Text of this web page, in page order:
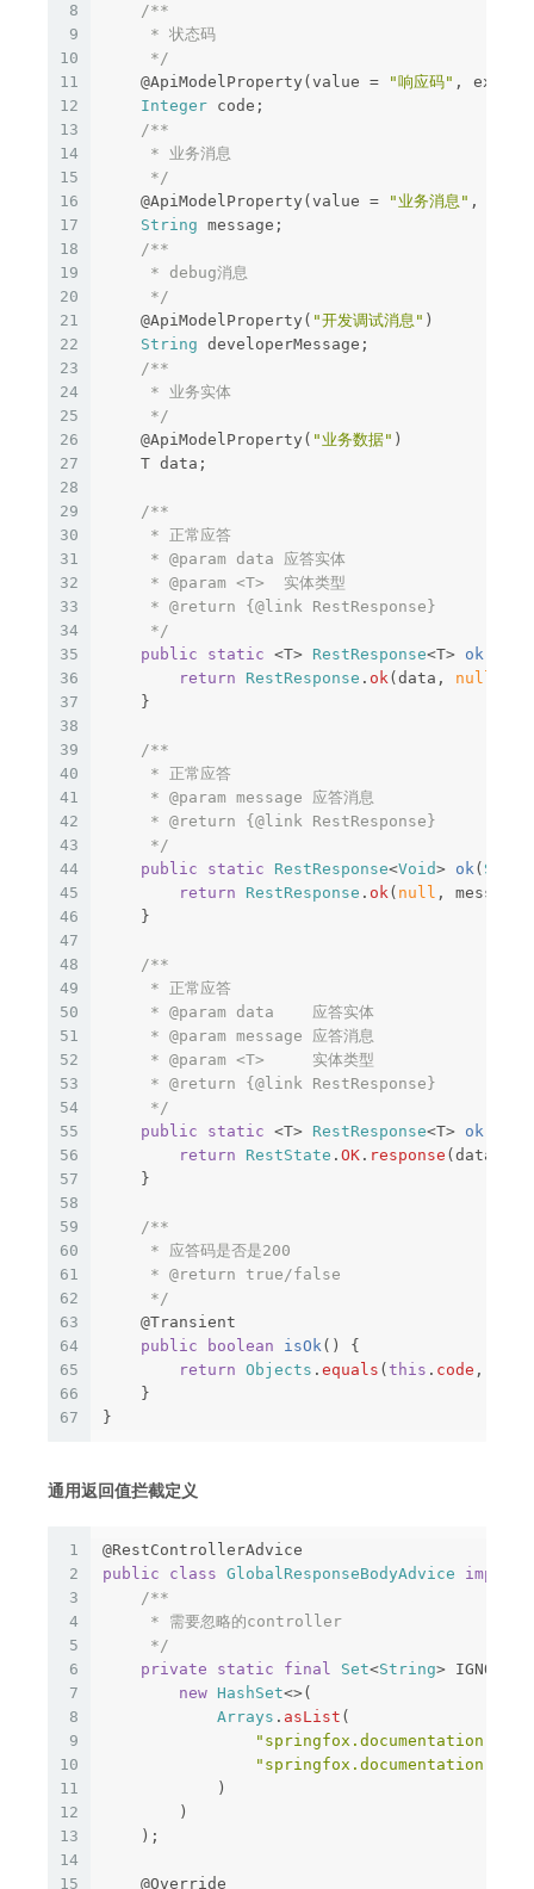
8
9
10
11
12
13
14
15
16
17
18
19
20
21
22
23
24
25
26
27
28
29
30
31
32
33
34
35
36
37
38
39
40
41
42
43
44
45
46
47
48
49
50
51
52
53
54
55
56
57
58
59
60
61
62
63
64
65
66
67
/**
     * 状态码
     */
@ApiModelProperty ( value = "响应码" ,
Integer code ;
/**
     * 业务消息
     */
@ApiModelProperty ( value = "业务消息" ,
String message ;
/**
     * debug消息
     */
@ApiModelProperty ( "开发调试消息" )
String developerMessage ;
/**
     * 业务实体
     */
@ApiModelProperty ( "业务数据" )
T data ;
/**
     * 正常应答
     * @param data 应答实体
     * @param <T>  实体类型
     * @return {@link RestResponse}
     */
public
static <T> RestResponse<T> ok
return
RestResponse . ok( data , null
}
/**
     * 正常应答
     * @param message 应答消息
     * @return {@link RestResponse}
     */
public
static RestResponse<Void> ok(
return
RestResponse . ok( null , message
}
/**
     * 正常应答
     * @param data    应答实体
     * @param message 应答消息
     * @param <T>     实体类型
     * @return {@link RestResponse}
     */
public
static <T> RestResponse<T> ok
return
RestState . OK . response ( data
}
/**
     * 应答码是否是200
     * @return true/false
     */
@Transient
public
boolean isOk()
{
return Objects . equals ( this . code ,
}
}
通用返回值拦截定义
1
2
3
4
5
6
7
8
9
10
11
12
13
14
15
@RestControllerAdvice
public
class GlobalResponseBodyAdvice
/**
     * 需要忽略的controller
     */
private
static final Set<String>
new HashSet<>(
Arrays . asList (
)
)
);
@Override